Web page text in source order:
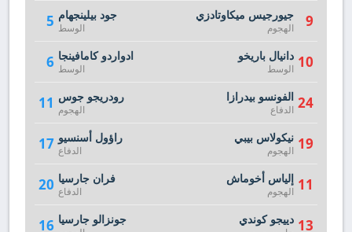
5 جود بيلينجهام
الوسط
6 ادواردو كامافينجا
الوسط
11 رودريجو جوس
الهجوم
17 راؤول أسنسيو
الدفاع
20 فران جارسيا
الدفاع
16 جونزالو جارسيا
9 جيورجيس ميكاوتادزي
الهجوم
10 دانيال باريخو
الوسط
24 الفونسو بيدرازا
الدفاع
19 نيكولاس بيبي
الهجوم
11 إلياس أخوماش
الهجوم
13 دييجو كوندي